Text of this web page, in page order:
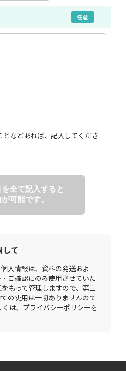
任意
などあれば、記入してくださ
全て記入すると
可能です。
して
人情報は、資料の発送およ
ご確認にのみ使用させていた
もって管理しますので、第三
の使用は一切ありませんので
は、 プライバシーポリシーを